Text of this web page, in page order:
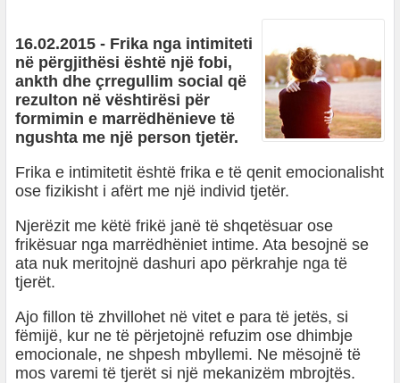
16.02.2015 - Frika nga intimiteti
në përgjithësi është një fobi,
ankth dhe çrregullim social që
rezulton në vështirësi për
formimin e marrëdhënieve të
ngushta me një person tjetër.
Frika e intimitetit është frika e të qenit emocionalisht
ose fizikisht i afërt me një individ tjetër.
Njerëzit me këtë frikë janë të shqetësuar ose
frikësuar nga marrëdhëniet intime. Ata besojnë se
ata nuk meritojnë dashuri apo përkrahje nga të
tjerët.
Ajo fillon të zhvillohet në vitet e para të jetës, si
fëmijë, kur ne të përjetojnë refuzim ose dhimbje
emocionale, ne shpesh mbyllemi. Ne mësojnë të
mos varemi të tjerët si një mekanizëm mbrojtës.